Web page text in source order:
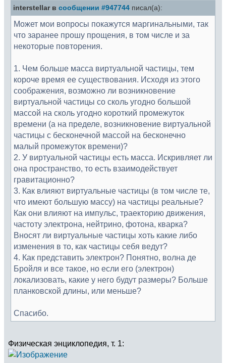
interstellar в сообщении #947744 писал(а):
Может мои вопросы покажутся маргинальными, так
что заранее прошу прощения, в том числе и за
некоторые повторения.
1. Чем больше масса виртуальной частицы, тем
короче время ее существования. Исходя из этого
соображения, возможно ли возникновение
виртуальной частицы со сколь угодно большой
массой на сколь угодно короткий промежуток
времени (а на пределе, возникновение виртуальной
частицы с бесконечной массой на бесконечно
малый промежуток времени)?
2. У виртуальной частицы есть масса. Искривляет ли
она пространство, то есть взаимодействует
гравитационно?
3. Как влияют виртуальные частицы (в том числе те,
что имеют большую массу) на частицы реальные?
Как они влияют на импульс, траекторию движения,
частоту электрона, нейтрино, фотона, кварка?
Вносят ли виртуальные частицы хоть какие либо
изменения в то, как частицы себя ведут?
4. Как представить электрон? Понятно, волна де
Бройля и все такое, но если его (электрон)
локализовать, какие у него будут размеры? Больше
планковской длины, или меньше?
Спасибо.
Физическая энциклопедия, т. 1: